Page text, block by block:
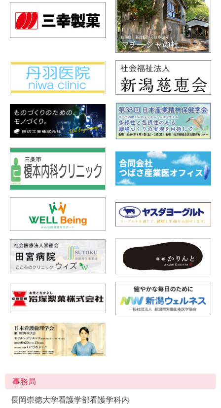
ご希望の方は参加登録画面よりお申し込みをお願
いいたします。
既に参加登録をいただいている方は、参加登録シ
ステムにログインしていただくと追加申し込みが
※両日ともに定員に達し次第終了となります。
お申込はこちらから >>
終了いたしました。
日程表・プログラムを更新しました。
2025.10.15
2025.10.10
日程表・プログラム を更新しました。
2025.10.9
日程表・プログラム
を更新しました。
日程表・プログラム
を更新しました。
2025.9.5
を更新しました。
2025.9.3
情報交換会の参加申込上限を引き上げました。
2025.8.8
日程表・プログラムを更新しました。
演題登録を締め切りました。
多数のご応募をありがとうございました。
事務局
長岡崇徳大学看護学部看護学科内